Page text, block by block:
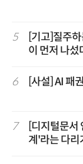
5
[기고]질주
이 먼저 나섰
6 [사설] AI 패
7
[디지털문
계'라는 다리